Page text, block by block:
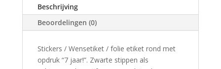
Beschrijving
Beoordelingen (0)
Stickers / Wensetiket / folie etiket rond met
opdruk “7 jaar!”. Zwarte stippen als